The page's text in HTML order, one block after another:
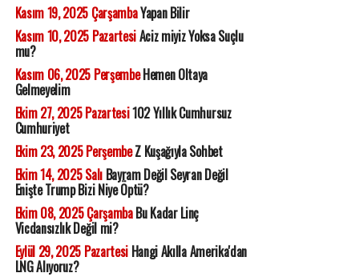
Kasım 19, 2025 ÇarşambaYapan Bilir
Kasım 10, 2025 PazartesiAciz miyiz Yoksa Suçlu
mu?
Kasım 06, 2025 PerşembeHemen Oltaya
Gelmeyelim
Ekim 27, 2025 Pazartesi102 Yıllık Cumhursuz
Cumhuriyet
Ekim 23, 2025 PerşembeZ Kuşağıyla Sohbet
Ekim 14, 2025 SalıBayram Değil Seyran Değil
Enişte Trump Bizi Niye Öptü?
Ekim 08, 2025 ÇarşambaBu Kadar Linç
Vicdansızlık Değil mi?
Eylül 29, 2025 PazartesiHangi Akılla Amerika'dan
LNG Alıyoruz?